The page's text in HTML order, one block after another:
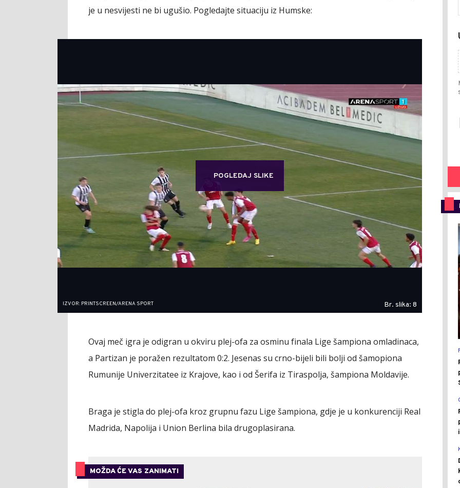
je u nesvijesti ne bi ugušio. Pogledajte situaciju iz Humske:
POGLEDAJ SLIKE
IZVOR: PRINTSCREEN/ARENA SPORT Br. slika: 8
Ovaj meč igra je odigran u okviru plej-ofa za osminu finala Lige šampiona omladinaca,
a Partizan je poražen rezultatom 0:2. Jesenas su crno-bijeli bili bolji od šamopiona
Rumunije Univerzitatee iz Krajove, kao i od Šerifa iz Tiraspolja, šampiona Moldavije.
Braga je stigla do plej-ofa kroz grupnu fazu Lige šampiona, gdje je u konkurenciji Real
Madrida, Napolija i Union Berlina bila drugoplasirana.
MOŽDA ĆE VAS ZANIMATI